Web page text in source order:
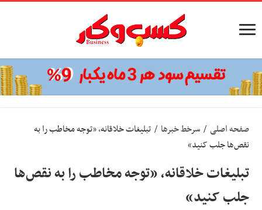
صفحه اصلی / سرخط خبرها / تبلیغات خلاقانه، «توجه مخاطب را به
نقص‌ها جلب کنید»
تبلیغات خلاقانه، «توجه مخاطب را به نقص‌ها
جلب کنید»